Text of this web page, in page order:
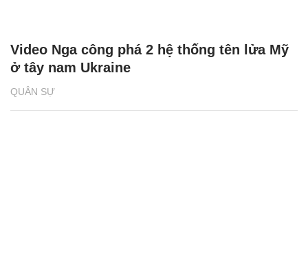
QUÂN SỰ
Video Nga công phá 2 hệ thống tên lửa Mỹ
ở tây nam Ukraine